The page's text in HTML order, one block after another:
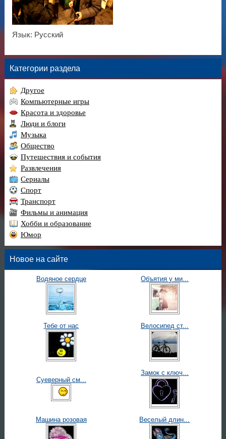
Язык: Русский
Категории раздела
Другое
Компьютерные игры
Красота и здоровье
Люди и блоги
Музыка
Общество
Путешествия и события
Развлечения
Сериалы
Спорт
Транспорт
Фильмы и анимация
Хобби и образование
Юмор
Новое на сайте
Водяное сердце Объятия у ми...
Тебе от нас Велосипед ст...
Суеверный см...
Замок с ключ...
Машина розовая Веселый длин...